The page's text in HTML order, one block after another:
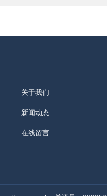
关于我们
新闻动态
在线留言